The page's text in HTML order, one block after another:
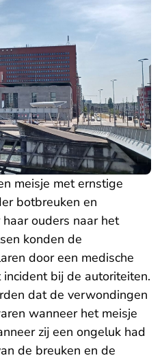
meisje met ernstige
botbreuken en
ouders naar het
konden de
door een medische
bij de autoriteiten.
dat de verwondingen
wanneer het meisje
zij een ongeluk had
de breuken en de